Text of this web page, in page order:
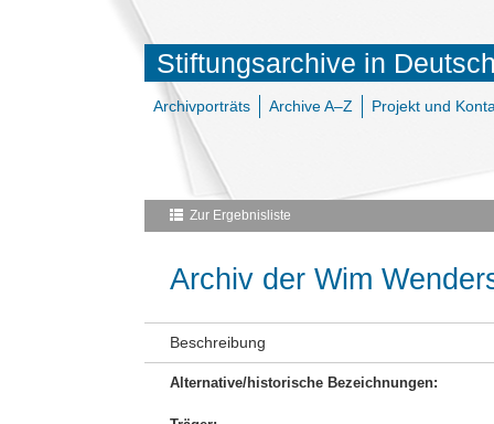
Stiftungsarchive in
Archivporträts Archive A–Z Projekt und
Zur Ergebnisliste
Archiv der Wim
Beschreibung
Alternative/historische Bezeichnungen: